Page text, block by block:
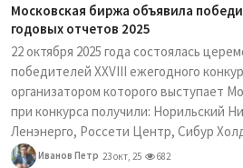
Московская биржа объявила
годовых отчетов 2025
22 октября 2025 года состоялась
победителей XXVIII ежегодного
организатором которого выступает
при конкурса получили: Норильский
Ленэнерго, Россети Центр, Сибур
Иванов Петр 23 окт, 25 682